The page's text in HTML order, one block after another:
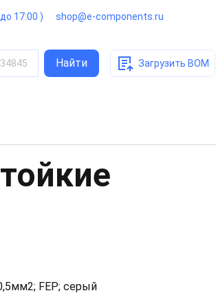
17:00 ) shop@e-components.ru
Найти Загрузить BOM
FEP; серый